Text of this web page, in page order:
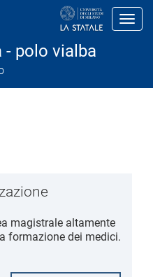
- polo vialba
magistrale altamente
formazione dei medici.